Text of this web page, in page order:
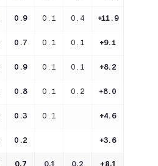
0.9 0.1 0.4 +11.9
0.7 0.1 0.1 +9.1
0.9 0.1 0.1 +8.2
0.8 0.1 0.2 +8.0
0.3 0.1 +4.6
0.2 +3.6
0.7 0.1 0.2 +8.1